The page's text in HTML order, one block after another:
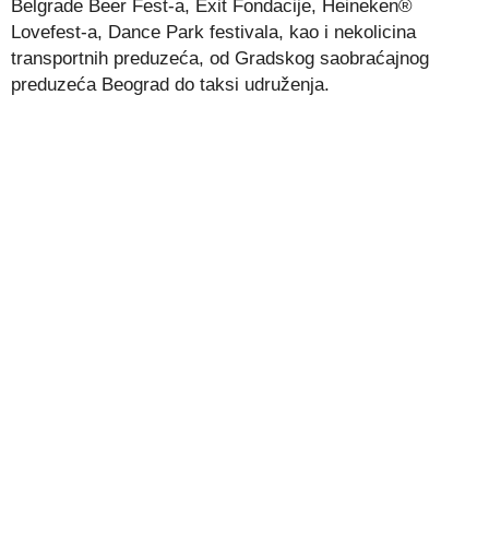
Belgrade Beer Fest-a, Exit Fondacije, Heineken®
Lovefest-a, Dance Park festivala, kao i nekolicina
transportnih preduzeća, od Gradskog saobraćajnog
preduzeća Beograd do taksi udruženja.